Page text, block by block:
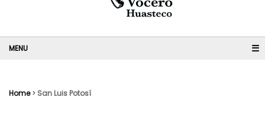
☰
Home> San Luis Potosí